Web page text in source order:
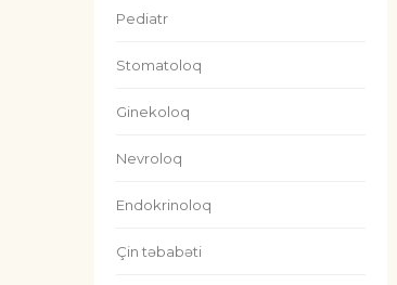
Pediatr
Stomatoloq
Ginekoloq
Nevroloq
Endokrinoloq
Çin təbabəti